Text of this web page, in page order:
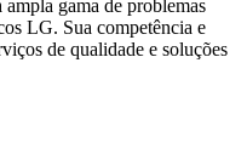
gama de problemas
LG. Sua competência e
de qualidade e soluções